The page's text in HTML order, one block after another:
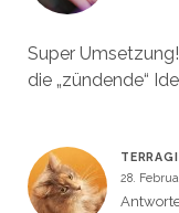
Super
die „zündende“
28.